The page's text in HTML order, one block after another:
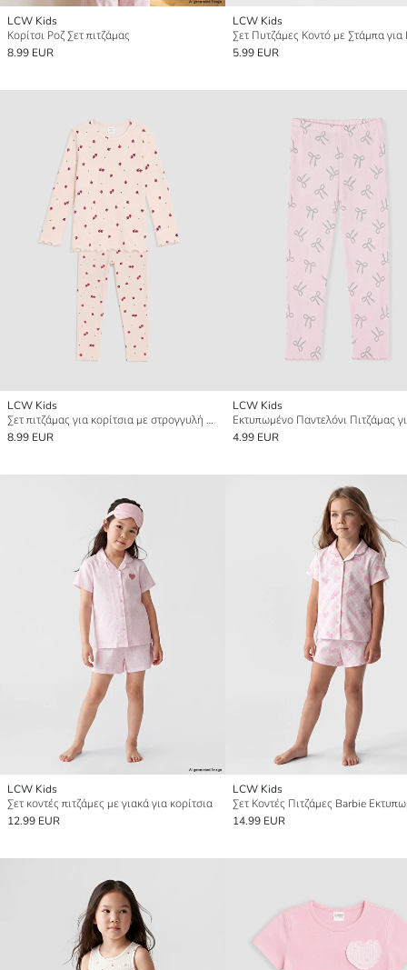
LCW Kids
Κορίτσι Ροζ Σετ πιτζάμας
8.99 EUR
LCW Kids
5.99 EUR
LCW Kids
Σετ πιτζάμας για κορίτσια με στρογγυλή λαιμόκοψη
8.99 EUR
LCW Kids
4.99 EUR
LCW Kids
Σετ κοντές πιτζάμες με γιακά για κορίτσια
12.99 EUR
LCW Kids
14.99 EUR